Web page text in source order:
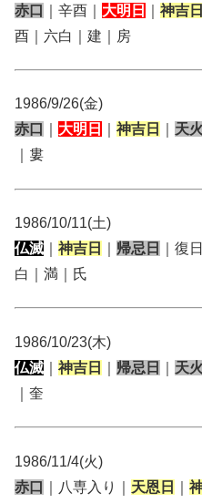
赤口
｜辛酉｜ 大明日 神吉日
酉｜六白｜建｜房
1986/9/26(金)
赤口
大明日 神吉日 天
｜婁
1986/10/11(土)
仏滅
神吉日 帰忌日 ｜復
白｜満｜氏
1986/10/23(木)
仏滅
神吉日 帰忌日 天
｜奎
1986/11/4(火)
赤口
｜八専入り｜ 天恩日